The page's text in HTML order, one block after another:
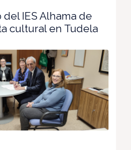
del IES Alhama de
cultural en Tudela